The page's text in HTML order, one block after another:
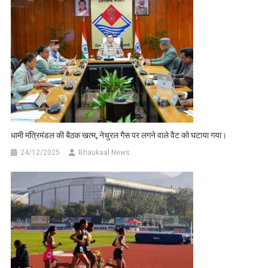
धामी मंत्रिमंडल की बैठक खत्म, नेचुरल गैस पर लगने वाले वैट को घटाया गया।
24/12/2025 Bhaukaal News